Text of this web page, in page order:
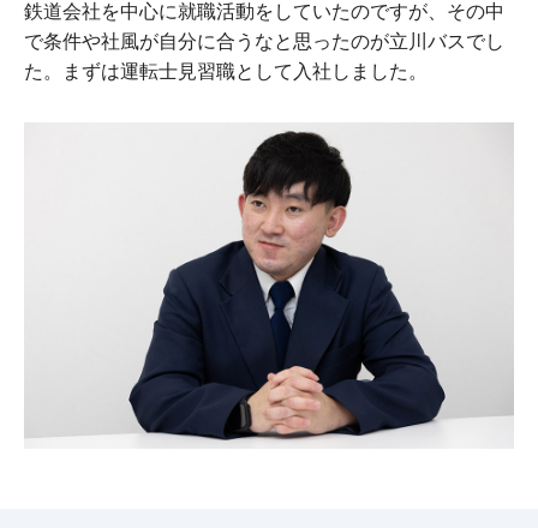
鉄道会社を中心に就職活動をしていたのですが、その中
で条件や社風が自分に合うなと思ったのが立川バスでし
た。まずは運転士見習職として入社しました。